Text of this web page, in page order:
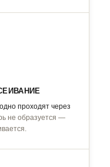
проходят через
не образуется —